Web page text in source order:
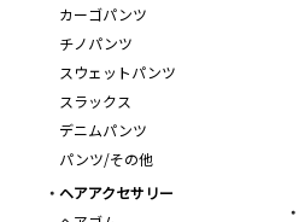
カーゴパンツ
チノパンツ
スウェットパンツ
スラックス
デニムパンツ
パンツ/その他
ヘアアクセサリー